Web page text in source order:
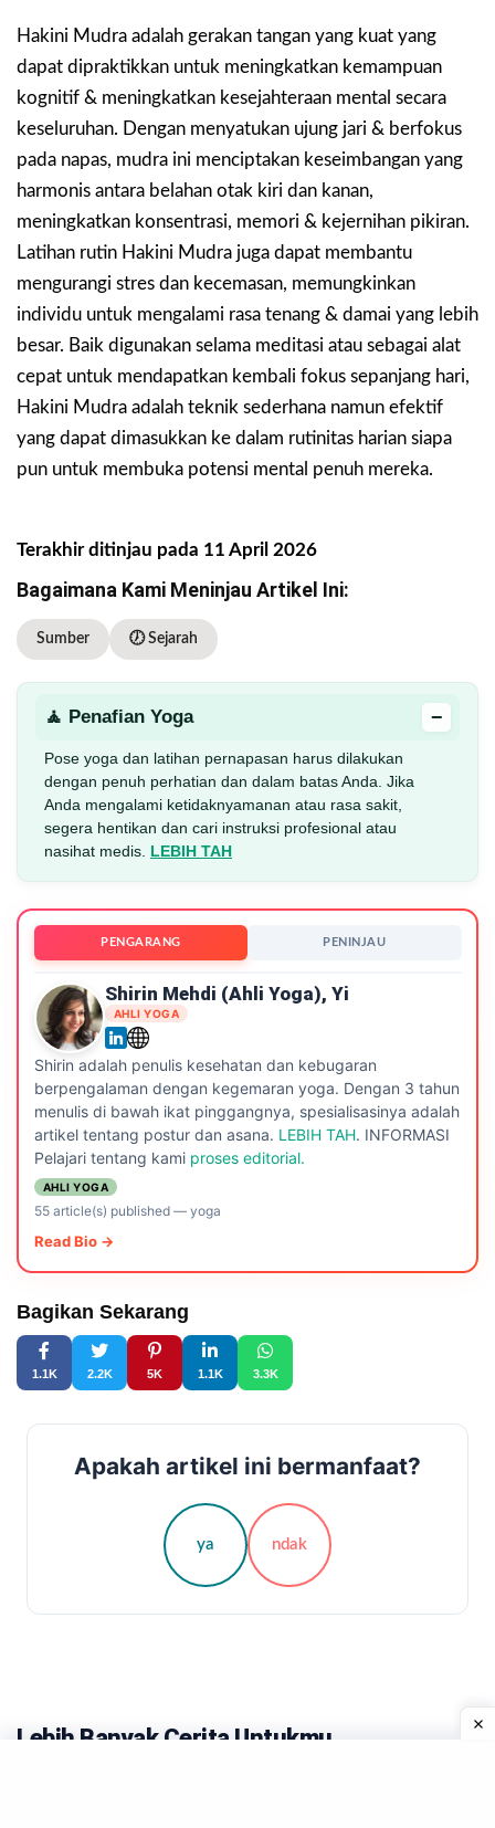
Hakini Mudra adalah gerakan tangan yang kuat yang
dapat dipraktikkan untuk meningkatkan kemampuan
kognitif & meningkatkan kesejahteraan mental secara
keseluruhan. Dengan menyatukan ujung jari & berfokus
pada napas, mudra ini menciptakan keseimbangan yang
harmonis antara belahan otak kiri dan kanan,
meningkatkan konsentrasi, memori & kejernihan pikiran.
Latihan rutin Hakini Mudra juga dapat membantu
mengurangi stres dan kecemasan, memungkinkan
individu untuk mengalami rasa tenang & damai yang lebih
besar. Baik digunakan selama meditasi atau sebagai alat
cepat untuk mendapatkan kembali fokus sepanjang hari,
Hakini Mudra adalah teknik sederhana namun efektif
yang dapat dimasukkan ke dalam rutinitas harian siapa
pun untuk membuka potensi mental penuh mereka.
Terakhir ditinjau pada 11 April 2026
Bagaimana Kami Meninjau Artikel Ini:
Sumber 🕖 Sejarah
🧘 Penafian Yoga −
Pose yoga dan latihan pernapasan harus dilakukan
dengan penuh perhatian dan dalam batas Anda. Jika
Anda mengalami ketidaknyamanan atau rasa sakit,
segera hentikan dan cari instruksi profesional atau
nasihat medis. LEBIH TAH
PENGARANG PENINJAU
Shirin Mehdi (ahli Yoga), Yi
AHLI YOGA
Shirin adalah penulis kesehatan dan kebugaran
berpengalaman dengan kegemaran yoga. Dengan 3 tahun
menulis di bawah ikat pinggangnya, spesialisasinya adalah
artikel tentang postur dan asana. LEBIH TAH. INFORMASI
Pelajari tentang kami proses editorial.
AHLI YOGA
55 article(s) published— yoga
Read Bio →
Bagikan Sekarang
1.1K 2.2K 5K 1.1K 3.3K
Apakah artikel ini bermanfaat?
ya ndak
Lebih Banyak Cerita Untukmu